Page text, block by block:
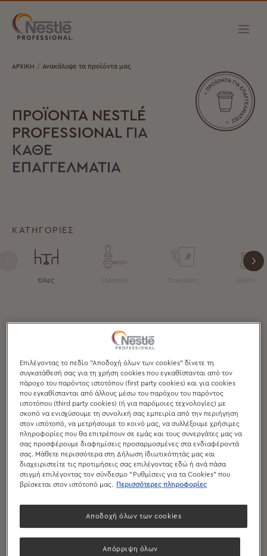
ΑΡΧΙΚΗ Ανακάλυψε τα προϊόντα μας
ΠΡΟΪΟΝΤΑ NESTLÉ
PROFESSIONALΓΙΑ
ΚΑΘΕ
ΕΠΑΓΓΕΛΜΑΤΙΑ
Όλες Espresso Στιγμιαίος Ελληνικός
Nescafé Espresso Beans
Επιλέγοντας το πεδίο "Αποδοχή όλων των cookies" δίνετε τη
συγκατάθεσή σας για τη χρήση cookies που εγκαθίστανται από τον
πάροχο του παρόντος ιστοτόπου (first party cookies) και για cookies
που εγκαθίστανται από άλλους μέσω του παρόχου του παρόντος
ιστοτόπου (third party cookies) (ή για παρόμοιες τεχνολογίες) με
σκοπό να ενισχύσουμε τη συνολική σας εμπειρία από την περιήγηση
στον ιστότοπό, να μετρήσουμε το κοινό μας, να συλλέξουμε χρήσιμες
πληροφορίες που θα επιτρέπουν σε εμάς και τους συνεργάτες μας να
σας προσφέρουμε διαφημίσεις προσαρμοσμένες στα ενδιαφέροντά
σας. Μάθετε περισσότερα στη Δήλωση Ιδιωτικότητάς μας και
διαχειριστείτε τις προτιμήσεις σας επιλέγοντας εδώ ή ανά πάσα
στιγμή επιλέγοντας τον σύνδεσμο "Ρυθμίσεις για τα Cookies" που
βρίσκεται στον ιστότοπό μας.
Περισσότερες πληροφορίες
Απόρριψη όλων
Αποδοχή όλων των cookies